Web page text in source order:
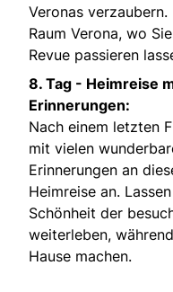
Veronas
Raum Verona, wo
Revue passieren
8. Tag - Heimreise
Erinnerungen:
Nach einem letzten
mit vielen
Erinnerungen an
Heimreise an.
Schönheit der
weiterleben,
Hause machen.